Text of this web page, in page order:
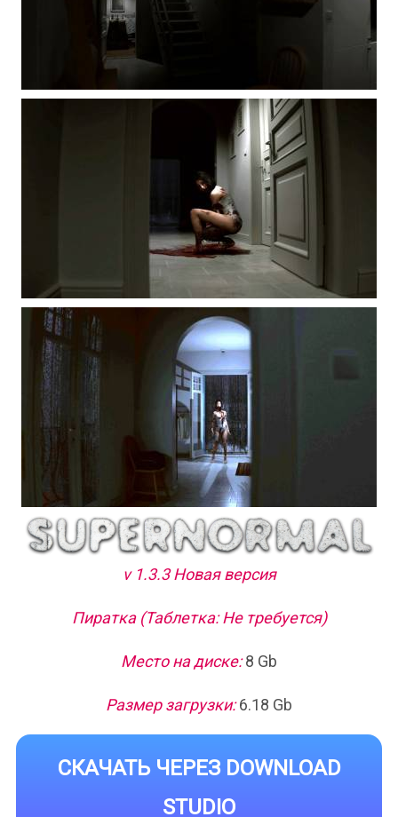
v 1.3.3 Новая версия
Пиратка (Таблетка: Не требуется)
Место на диске:8 Gb
Размер загрузки:6.18 Gb
СКАЧАТЬ ЧЕРЕЗ DOWNLOAD
STUDIO